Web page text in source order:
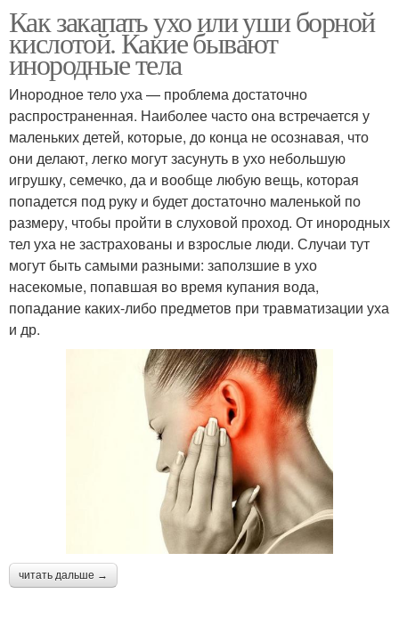
Как закапать ухо или уши борной
кислотой. Какие бывают
инородные тела
Инородное тело уха — проблема достаточно
распространенная. Наиболее часто она встречается у
маленьких детей, которые, до конца не осознавая, что
они делают, легко могут засунуть в ухо небольшую
игрушку, семечко, да и вообще любую вещь, которая
попадется под руку и будет достаточно маленькой по
размеру, чтобы пройти в слуховой проход. От инородных
тел уха не застрахованы и взрослые люди. Случаи тут
могут быть самыми разными: заползшие в ухо
насекомые, попавшая во время купания вода,
попадание каких-либо предметов при травматизации уха
и др.
читать дальше →